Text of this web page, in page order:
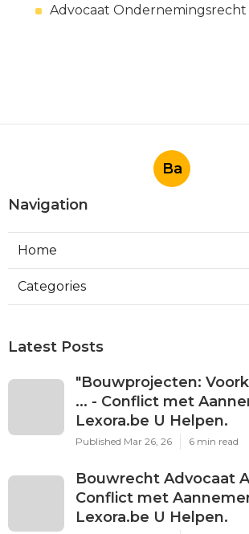
Advocaat Ondernemingsrecht
Ba
Navigation
Home
Categories
Latest Posts
"Bouwprojecten:
... - Conflict met
Lexora.be U Helpen.
Published Mar 26, 26 6 min read
Bouwrecht Advocaat
Conflict met
Lexora.be U Helpen.